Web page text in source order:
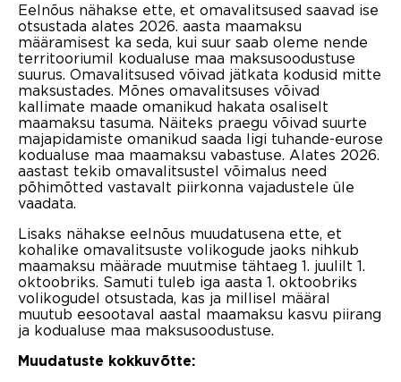
Eelnõus nähakse ette, et omavalitsused saavad ise
otsustada alates 2026. aasta maamaksu
määramisest ka seda, kui suur saab oleme nende
territooriumil kodualuse maa maksusoodustuse
suurus. Omavalitsused võivad jätkata kodusid mitte
maksustades. Mõnes omavalitsuses võivad
kallimate maade omanikud hakata osaliselt
maamaksu tasuma. Näiteks praegu võivad suurte
majapidamiste omanikud saada ligi tuhande-eurose
kodualuse maa maamaksu vabastuse. Alates 2026.
aastast tekib omavalitsustel võimalus need
põhimõtted vastavalt piirkonna vajadustele üle
vaadata.
Lisaks nähakse eelnõus muudatusena ette, et
kohalike omavalitsuste volikogude jaoks nihkub
maamaksu määrade muutmise tähtaeg 1. juulilt 1.
oktoobriks. Samuti tuleb iga aasta 1. oktoobriks
volikogudel otsustada, kas ja millisel määral
muutub eesootaval aastal maamaksu kasvu piirang
ja kodualuse maa maksusoodustuse.
Muudatuste kokkuvõtte: